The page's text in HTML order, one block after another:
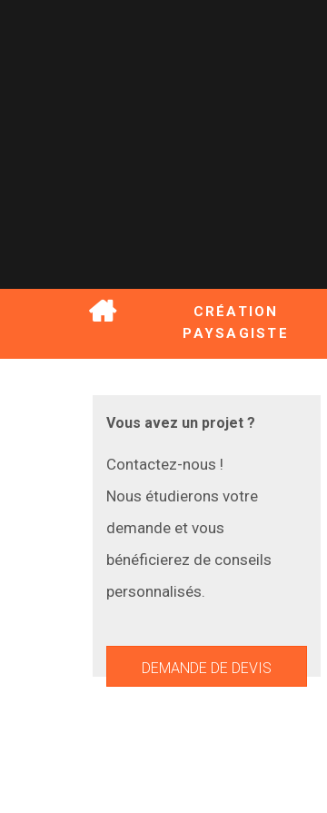
CRÉATION
PAYSAGISTE
Vous avez un projet ?
Contactez-nous !
Nous étudierons votre
demande et vous
bénéficierez de conseils
personnalisés.
DEMANDE DE DEVIS